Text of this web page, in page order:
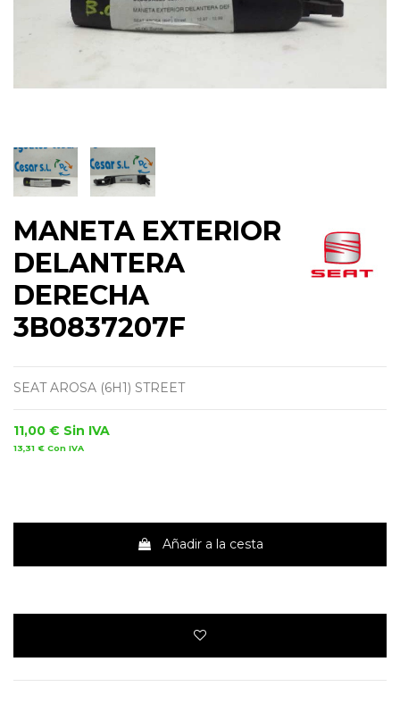
MANETA EXTERIOR
DELANTERA
DERECHA
3B0837207F
SEAT AROSA (6H1) STREET
11,00 € Sin IVA
13,31 € Con IVA
Añadir a la cesta